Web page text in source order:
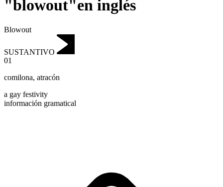
"blowout"en inglés
Blowout
SUSTANTIVO
01
comilona, atracón
a gay festivity
información gramatical